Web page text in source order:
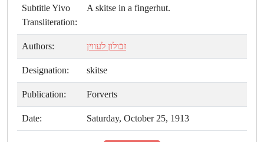
Subtitle Yivo
Transliteration:
A skitse in a fingerhut.
Authors: זבֿולון לעווין
Designation: skitse
Publication: Forverts
Date: Saturday, October 25, 1913